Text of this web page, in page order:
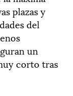
plazas y
del
un
corto tras